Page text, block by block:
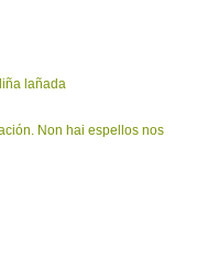
lañada
Non hai espellos nos